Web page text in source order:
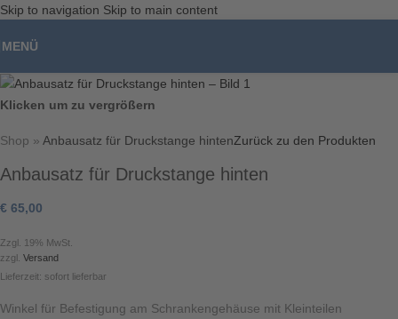
Skip to navigation Skip to main content
Unser Angebot richtet sich ausschließlich an gewerbliche Kunden,
Unternehmer, Freiberufler und öffentliche Einrichtungen im Sinne des § 14
MENÜ
Klicken um zu vergrößern
Shop » Anbausatz für Druckstange hintenZurück zu den Produkten
Anbausatz für Druckstange hinten
€ 65,00
Zzgl. 19% MwSt.
zzgl. Versand
Lieferzeit: sofort lieferbar
Winkel für Befestigung am Schrankengehäuse mit Kleinteilen